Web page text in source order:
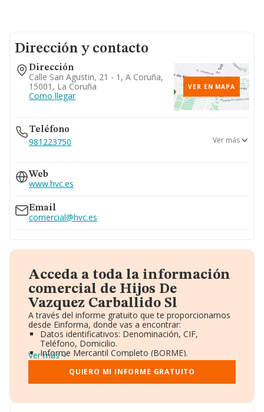
Dirección y contacto
Dirección
Calle San Agustin, 21 - 1, A Coruña,
15001, La Coruña
Como llegar
VER EN MAPA
Teléfono
981223750
981221891
981213551
Ver más
Web
www.hvc.es
Email
comercial@hvc.es
Acceda a toda la información
comercial de Hijos De
Vazquez Carballido Sl
A través del informe gratuito que te proporcionamos
desde Einforma, donde vas a encontrar:
Datos identificativos: Denominación, CIF,
Teléfono, Domicilio.
Informe Mercantil Completo (BORME).
Gráficos de Evolución Ventas y Empleados.
Consejo de Administración y Administradores.
Directivos y Ejecutivos.
Ver más
QUIERO MI INFORME GRATUITO